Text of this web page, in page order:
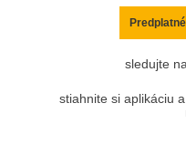
sledujte
stiahnite si aplikáciu